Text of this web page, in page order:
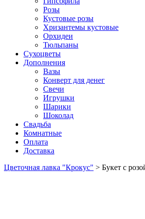
Розы
Кустовые розы
Хризантемы кустовые
Орхидеи
Тюльпаны
Сухоцветы
Дополнения
Вазы
Конверт для денег
Свечи
Игрушки
Шарики
Шоколад
Свадьба
Комнатные
Оплата
Доставка
Цветочная лавка "Крокус" > Букет с